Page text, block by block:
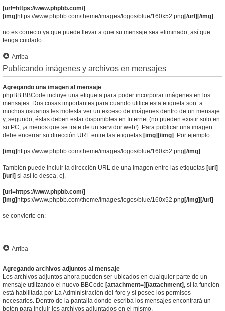
[url=https://www.phpbb.com/]
[img] https://www.phpbb.com/theme/images/logos/blue/160x52.png [/url][/img]
no es correcto ya que puede llevar a que su mensaje sea eliminado, así que
tenga cuidado.
Arriba
Publicando imágenes y archivos en mensajes
Agregando una imagen al mensaje
phpBB BBCode incluye una etiqueta para poder incorporar imágenes en los
mensajes. Dos cosas importantes para cuando utilice esta etiqueta son: a
muchos usuarios les molesta ver un exceso de imágenes dentro de un mensaje
y, segundo, éstas deben estar disponibles en Internet (no pueden existir solo en
su PC, ¡a menos que se trate de un servidor web!). Para publicar una imagen
debe encerrar su dirección URL entre las etiquetas [img][/img] . Por ejemplo:
[img] https://www.phpbb.com/theme/images/logos/blue/160x52.png [/img]
También puede incluir la dirección URL de una imagen entre las etiquetas [url]
[/url] si así lo desea, ej.
[url=https://www.phpbb.com/]
[img] https://www.phpbb.com/theme/images/logos/blue/160x52.png [/img][/url]
se convierte en:
Arriba
Agregando archivos adjuntos al mensaje
Los archivos adjuntos ahora pueden ser ubicados en cualquier parte de un
mensaje utilizando el nuevo BBCode [attachment=][/attachment] , si la función
está habilitada por La Administración del foro y si posee los permisos
necesarios. Dentro de la pantalla donde escriba los mensajes encontrará un
botón para incluir los archivos adjuntados en el mismo.